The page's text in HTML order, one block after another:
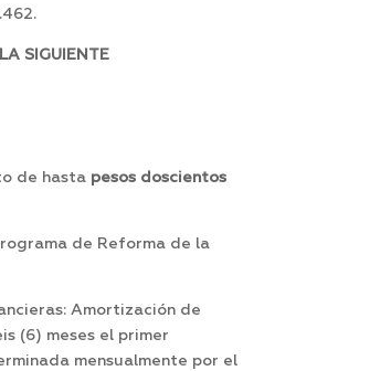
SIGUIENTE
de hasta pesos doscientos
de Reforma de la
Amortización de
(6) meses el primer
mensualmente por el